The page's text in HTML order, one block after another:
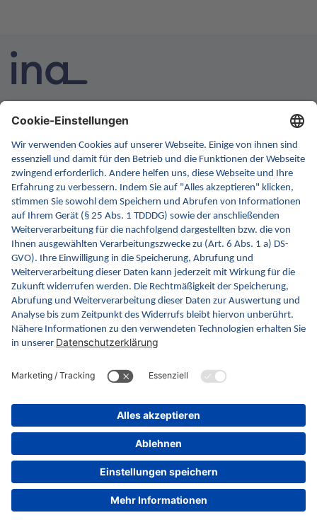
INA ist die nationale Wissensplattform für Interoperabilität.
Gesundheitswesen werden. Dafür erweitern wir
kontinuierlich die Inhalte und Funktionen von INA.
Kontakt
Kontaktformular
gematik GmbH
Rosenthaler Str. 30
10178 Berlin
Barrierefreiheitserklärung
Datenschutz
Impressum